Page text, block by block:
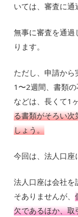
いては、審査に通
無事に審査を通過
ります。
ただし、申請か
1〜2週間、書類
などは、長くて1
る書類がそろい
しょう。
今回は、法人口座
法人口座は会社を
そありませんが、
欠であるほか、